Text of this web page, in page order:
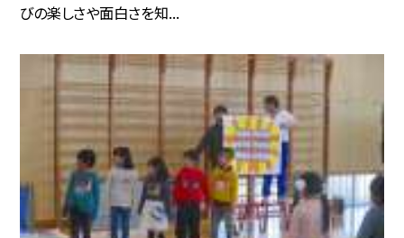
びの楽しさや面白さを知...